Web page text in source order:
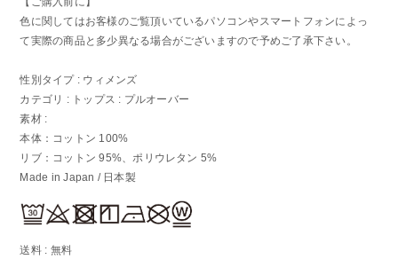
色に関してはお客様のご覧頂いているパソコンやスマートフォンによっ
て実際の商品と多少異なる場合がございますので予めご了承下さい。
性別タイプ : ウィメンズ
カテゴリ : トップス : プルオーバー
素材 :
本体：コットン 100%
リブ：コットン 95%、ポリウレタン 5%
Made in Japan / 日本製
送料 : 無料